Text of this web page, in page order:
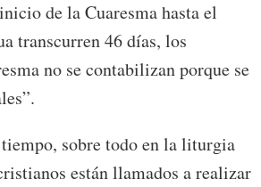
de la Cuaresma hasta el
transcurren 46 días, los
no se contabilizan porque se
sobre todo en la liturgia
están llamados a realizar